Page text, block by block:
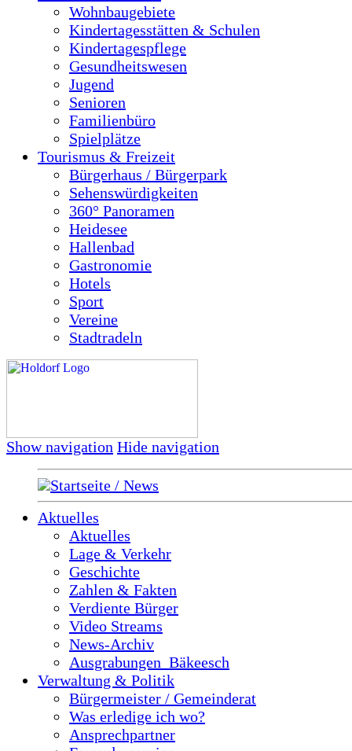
Wohnbaugebiete
Kindertagesstätten & Schulen
Kindertagespflege
Gesundheitswesen
Jugend
Senioren
Familienbüro
Spielplätze
Tourismus & Freizeit
Bürgerhaus / Bürgerpark
Sehenswürdigkeiten
360° Panoramen
Heidesee
Hallenbad
Gastronomie
Hotels
Sport
Vereine
Stadtradeln
Show navigation Hide navigation
Startseite / News
Aktuelles
Aktuelles
Lage & Verkehr
Geschichte
Zahlen & Fakten
Verdiente Bürger
Video Streams
News-Archiv
Ausgrabungen_Bäkeesch
Verwaltung & Politik
Bürgermeister / Gemeinderat
Was erledige ich wo?
Ansprechpartner